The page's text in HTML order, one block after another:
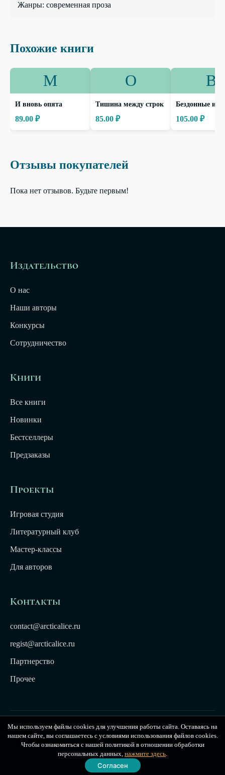
Жанры: современная проза
Похожие книги
М
И вновь опята
89.00 ₽
О
Тишина между строк
85.00 ₽
В
Бездонные
105.00 ₽
Отзывы покупателей
Пока нет отзывов. Будьте первым!
Издательство
О нас
Наши авторы
Конкурсы
Сотрудничество
Книги
Все книги
Новинки
Бестселлеры
Предзаказы
Проекты
Игровая студия
Литературный клуб
Мастер-классы
Для авторов
Контакты
contact@arcticalice.ru
regist@arcticalice.ru
Партнерство
Прочее
© 2022-2026 Издательство Арктики Лёд. Все права
защищены. Издательство Arctic Ice
Публичная оферта|Политика конфиденциальности
Мы используем файлы cookies для улучшения работы сайта. Оставаясь на
нашем сайте, вы соглашаетесь с условиями использования файлов cookies.
Чтобы ознакомиться с нашей политикой в отношении обработки
персональных данных, нажмите здесь.
Согласен